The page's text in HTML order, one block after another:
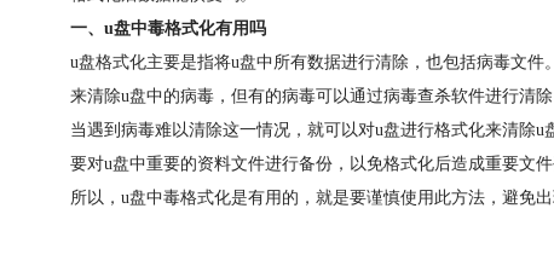
一、u盘中毒格式化有用吗
u盘格式化主要是指将u盘中所有数据进行清除，也包括病毒文
来清除u盘中的病毒，但有的病毒可以通过病毒查杀软件进行清
当遇到病毒难以清除这一情况，就可以对u盘进行格式化来清除
要对u盘中重要的资料文件进行备份，以免格式化后造成重要文件
所以，u盘中毒格式化是有用的，就是要谨慎使用此方法，避免